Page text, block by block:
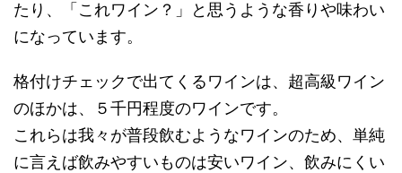
たり、「これワイン？」と思うような香りや味わい
になっています。
格付けチェックで出てくるワインは、超高級ワイン
のほかは、５千円程度のワインです。
これらは我々が普段飲むようなワインのため、単純
に言えば飲みやすいものは安いワイン、飲みにくい